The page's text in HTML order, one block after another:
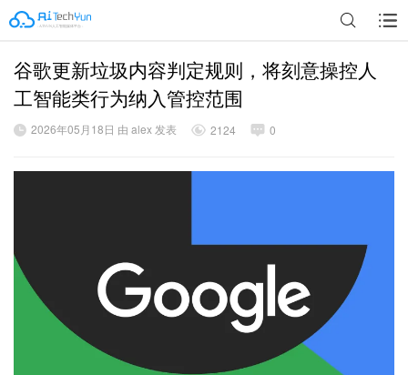
广告
谷歌更新垃圾内容判定规则，将刻意操控人
工智能类行为纳入管控范围
2026年05月18日 由 alex 发表 2124 0